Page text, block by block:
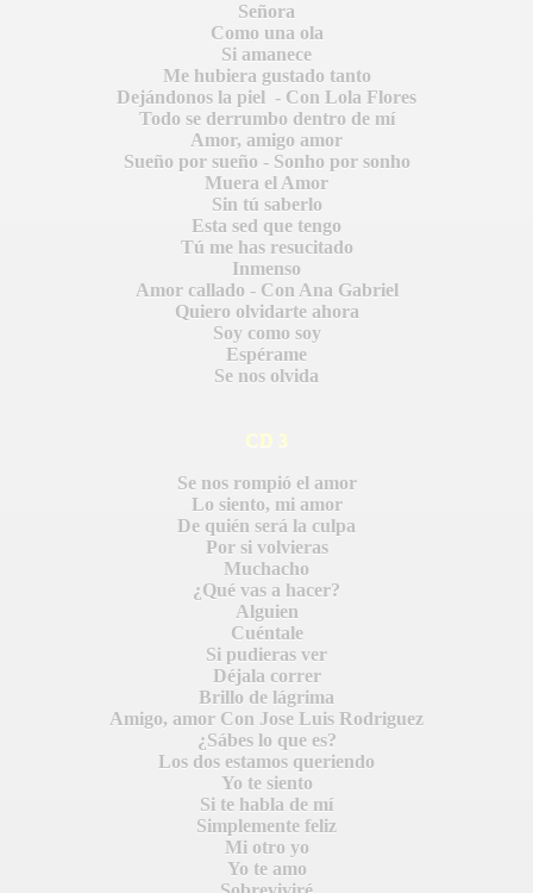
Señora
Como una ola
Si amanece
Me hubiera gustado tanto
Dejándonos la piel - Con Lola Flores
Todo se derrumbo dentro de mí
Amor, amigo amor
Sueño por sueño - Sonho por sonho
Muera el Amor
Sin tú saberlo
Esta sed que tengo
Tú me has resucitado
Inmenso
Amor callado - Con Ana Gabriel
Quiero olvidarte ahora
Soy como soy
Espérame
Se nos olvida
CD 3
Se nos rompió el amor
Lo siento, mi amor
De quién será la culpa
Por si volvieras
Muchacho
¿Qué vas a hacer?
Alguien
Cuéntale
Si pudieras ver
Déjala correr
Brillo de lágrima
Amigo, amor Con Jose Luis Rodriguez
¿Sábes lo que es?
Los dos estamos queriendo
Yo te siento
Si te habla de mí
Simplemente feliz
Mi otro yo
Yo te amo